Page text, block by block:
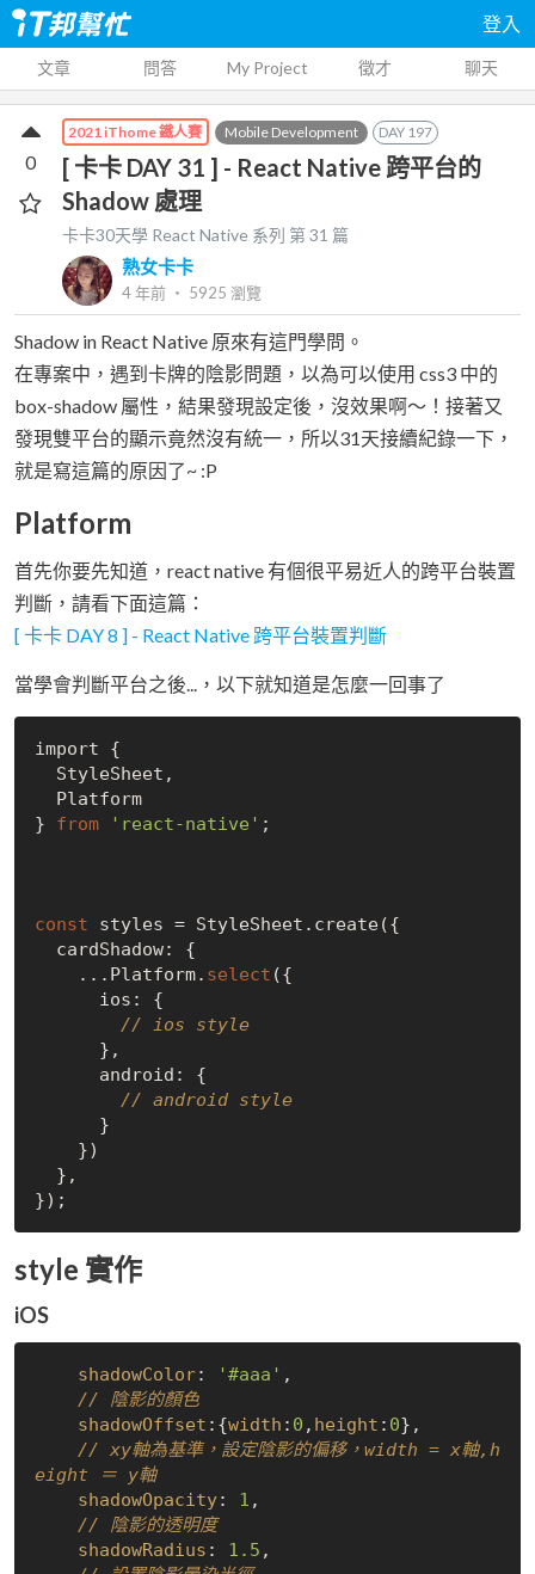
登入
文章 問答 My Project 徵才 聊天
2021 iThome 鐵人賽 Mobile Development DAY 197
[ 卡卡 DAY 31 ] - React Native 跨平台的
Shadow 處理
卡卡30天學 React Native 系列 第31 篇
熟女卡卡
4 年前 ‧ 5925 瀏覽
0
Shadow in React Native 原來有這門學問。
在專案中，遇到卡牌的陰影問題，以為可以使用 css3 中的
box-shadow 屬性，結果發現設定後，沒效果啊～！接著又
發現雙平台的顯示竟然沒有統一，所以31天接續紀錄一下，
就是寫這篇的原因了~ :P
Platform
首先你要先知道，react native 有個很平易近人的跨平台裝置
判斷，請看下面這篇：
[ 卡卡 DAY 8 ] - React Native 跨平台裝置判斷
當學會判斷平台之後...，以下就知道是怎麼一回事了
import {
} from 'react-native' ;
const styles = StyleSheet.create({
    ...Platform.
select ({
// ios style
// android style
style 實作
iOS
shadowColor: '#aaa' ,
// 陰影的顏色
shadowOffset :{width : 0 , height : 0},
// xy軸為基準，設定陰影的偏移，width = x軸,h
eight ＝ y軸
shadowOpacity: 1 ,
// 陰影的透明度
shadowRadius : 1.5 ,